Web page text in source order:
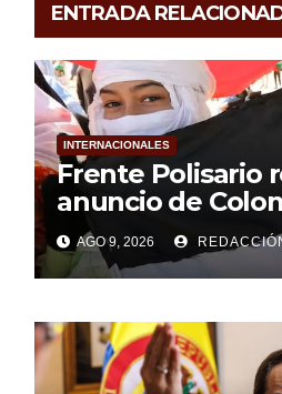
ENTRADA
INTERNACIONALES
Frente Polisario
anuncio de
Sáhara
AGO 9, 2026